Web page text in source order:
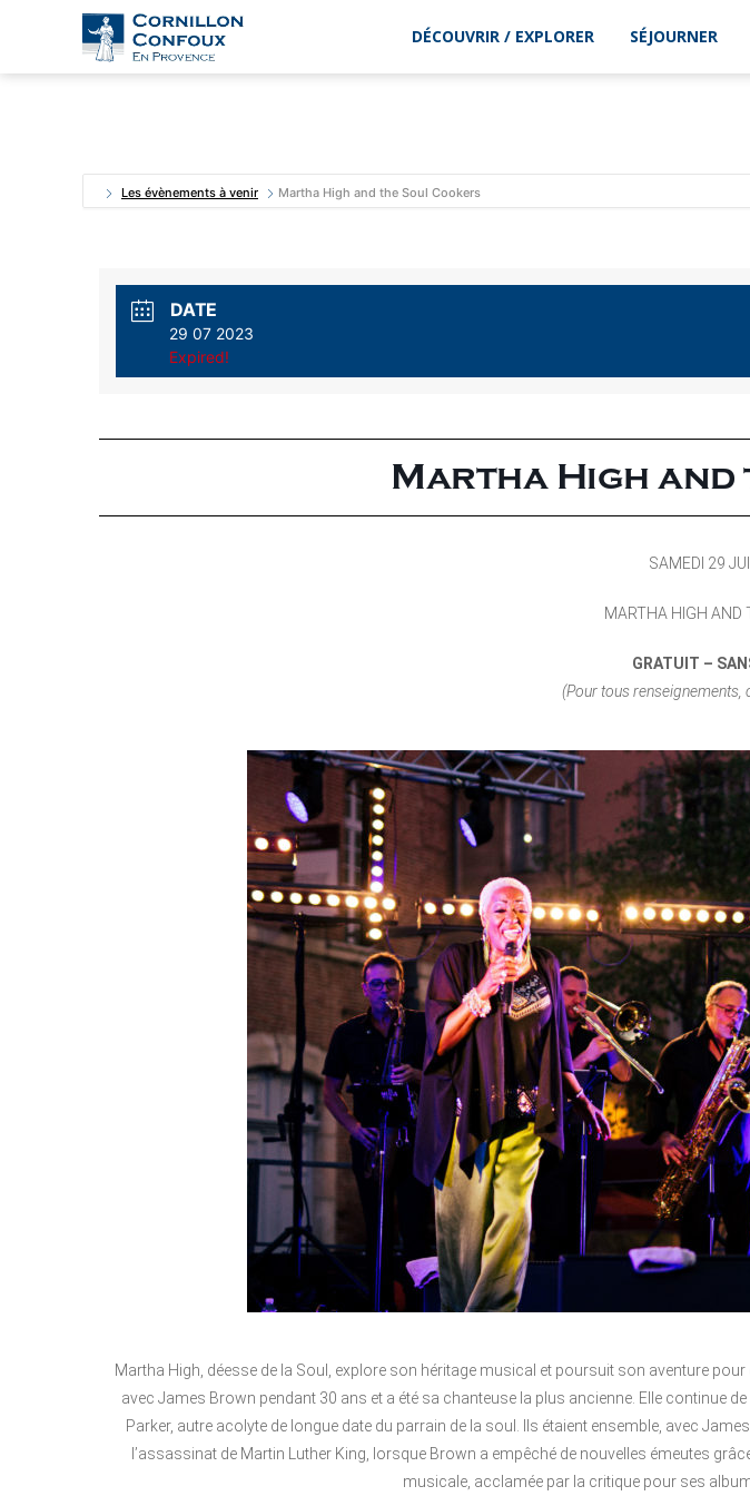
Ville
Provence
DÉCOUVRIR / EXPLORER SÉJOURNER
Les évènements à venir Martha High and the Soul Cookers
DATE
29 07 2023
Expired!
Martha High
SAMEDI 29
MARTHA HIGH AND
GRATUIT –
(Pour tous
Martha High, déesse de la Soul, explore son héritage musical et poursuit son aventure
avec James Brown pendant 30 ans et a été sa chanteuse la plus ancienne. Elle continue
Parker, autre acolyte de longue date du parrain de la soul. Ils étaient ensemble, avec
l’assassinat de Martin Luther King, lorsque Brown a empêché de nouvelles émeutes
musicale, acclamée par la critique pour ses